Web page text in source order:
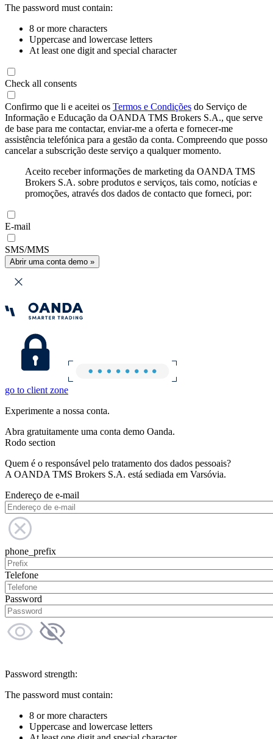
The password must contain:
8 or more characters
Uppercase and lowercase letters
At least one digit and special character
Check all consents
Confirmo que li e aceitei os Termos e Condições do Serviço de
Informação e Educação da OANDA TMS Brokers S.A., que serve
de base para me contactar, enviar-me a oferta e fornecer-me
assistência telefónica para a gestão da conta. Compreendo que posso
cancelar a subscrição deste serviço a qualquer momento.
Aceito receber informações de marketing da OANDA TMS
Brokers S.A. sobre produtos e serviços, tais como, notícias e
promoções, através dos dados de contacto que forneci, por:
E-mail
SMS/MMS
Abrir uma conta demo »
go to client zone
Experimente a nossa conta.
Abra gratuitamente uma conta demo Oanda.
Rodo section
Quem é o responsável pelo tratamento dos dados pessoais?
A OANDA TMS Brokers S.A. está sediada em Varsóvia.
Endereço de e-mail
phone_prefix
Telefone
Password
Password strength:
The password must contain:
8 or more characters
Uppercase and lowercase letters